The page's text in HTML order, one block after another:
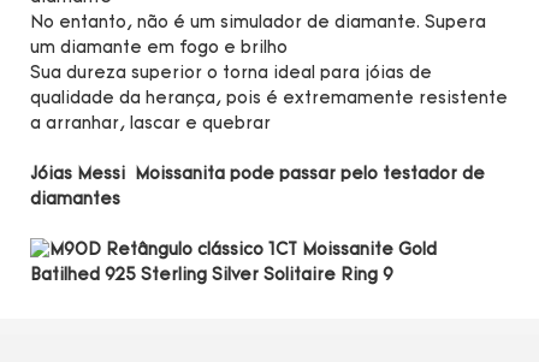
No entanto, não é um simulador de diamante. Supera
um diamante em fogo e brilho
Sua dureza superior o torna ideal para jóias de
qualidade da herança, pois é extremamente resistente
a arranhar, lascar e quebrar
Jóias Messi Moissanita pode passar pelo testador de
diamantes